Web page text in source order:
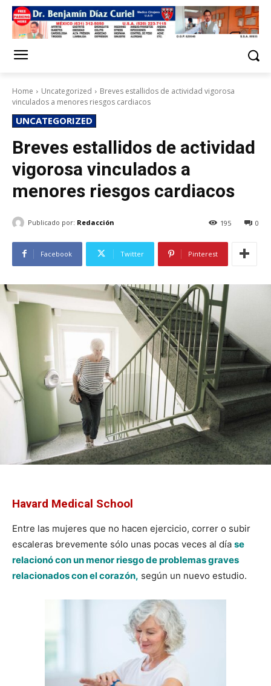
Home Uncategorized
Breves estallidos de actividad vigorosa
vinculados a menores riesgos cardiacos
UNCATEGORIZED
Breves estallidos de actividad
vigorosa vinculados a
menores riesgos cardiacos
Publicado por: Redacción 0
195
Facebook Twitter Pinterest
Havard Medical School
Entre las mujeres que no hacen ejercicio, correr o subir
escaleras brevemente sólo unas pocas veces al día se
relacionó con un menor riesgo de problemas graves
relacionados con el corazón, según un nuevo estudio.